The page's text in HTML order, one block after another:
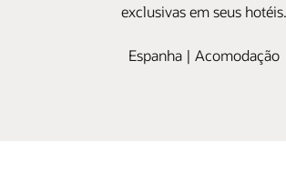
exclusivas em seus hotéis.
Espanha | Acomodação